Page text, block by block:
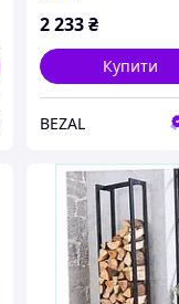
2 233 ₴
Купити
BEZAL